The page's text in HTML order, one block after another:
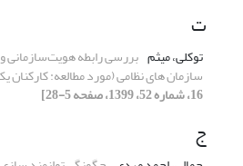
ت
توکلی، میثم بررسی رابطه هویت‌سازمانی
سازمان های نظامی (مورد مطالعه: کارکنان
16، شماره 52، 1399، صفحه 5-28]
ج